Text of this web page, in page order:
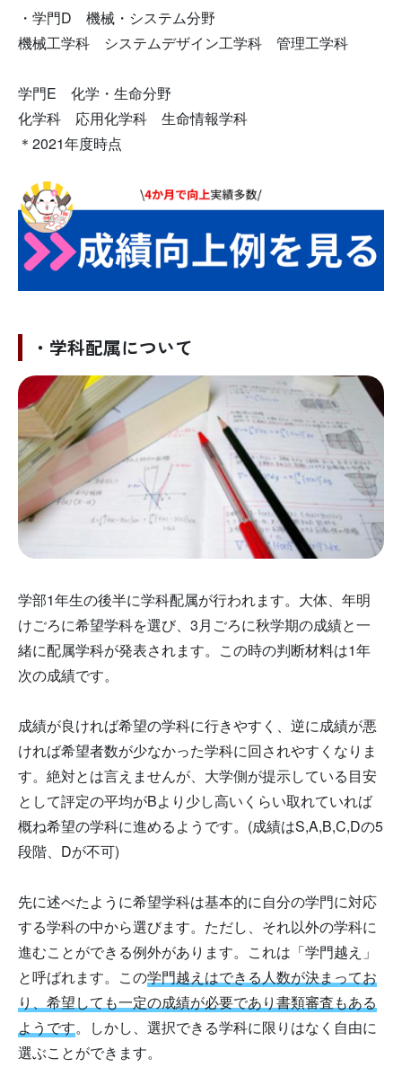
・学門D 機械・システム分野
機械工学科 システムデザイン工学科 管理工学科
学門E 化学・生命分野
化学科 応用化学科 生命情報学科
＊2021年度時点
・学科配属について
学部1年生の後半に学科配属が行われます。大体、年明
けごろに希望学科を選び、3月ごろに秋学期の成績と一
緒に配属学科が発表されます。この時の判断材料は1年
次の成績です。
成績が良ければ希望の学科に行きやすく、逆に成績が悪
ければ希望者数が少なかった学科に回されやすくなりま
す。絶対とは言えませんが、大学側が提示している目安
として評定の平均がBより少し高いくらい取れていれば
概ね希望の学科に進めるようです。(成績はS,A,B,C,Dの5
段階、Dが不可)
先に述べたように希望学科は基本的に自分の学門に対応
する学科の中から選びます。ただし、それ以外の学科に
進むことができる例外があります。これは「学門越え」
と呼ばれます。この学門越えはできる人数が決まってお
り、希望しても一定の成績が必要であり書類審査もある
ようです。しかし、選択できる学科に限りはなく自由に
選ぶことができます。